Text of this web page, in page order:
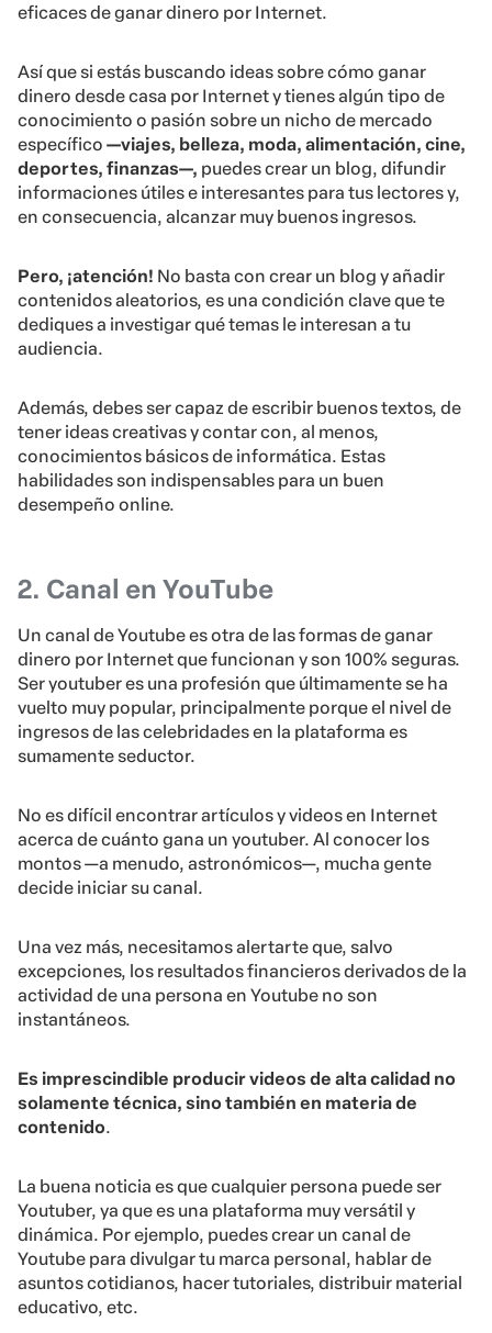
eficaces de ganar dinero por Internet.
Así que si estás buscando ideas sobre cómo ganar
dinero desde casa por Internet y tienes algún tipo de
conocimiento o pasión sobre un nicho de mercado
específico —viajes, belleza, moda, alimentación, cine,
deportes, finanzas—, puedes crear un blog, difundir
informaciones útiles e interesantes para tus lectores y,
en consecuencia, alcanzar muy buenos ingresos.
Pero, ¡atención! No basta con crear un blog y añadir
contenidos aleatorios, es una condición clave que te
dediques a investigar qué temas le interesan a tu
audiencia.
Además, debes ser capaz de escribir buenos textos, de
tener ideas creativas y contar con, al menos,
conocimientos básicos de informática. Estas
habilidades son indispensables para un buen
desempeño online.
2. Canal en YouTube
Un canal de Youtube es otra de las formas de ganar
dinero por Internet que funcionan y son 100% seguras.
Ser youtuber es una profesión que últimamente se ha
vuelto muy popular, principalmente porque el nivel de
ingresos de las celebridades en la plataforma es
sumamente seductor.
No es difícil encontrar artículos y videos en Internet
acerca de cuánto gana un youtuber. Al conocer los
montos —a menudo, astronómicos—, mucha gente
decide iniciar su canal.
Una vez más, necesitamos alertarte que, salvo
excepciones, los resultados financieros derivados de la
actividad de una persona en Youtube no son
instantáneos.
Es imprescindible producir videos de alta calidad no
solamente técnica, sino también en materia de
contenido.
La buena noticia es que cualquier persona puede ser
Youtuber, ya que es una plataforma muy versátil y
dinámica. Por ejemplo, puedes crear un canal de
Youtube para divulgar tu marca personal, hablar de
asuntos cotidianos, hacer tutoriales, distribuir material
educativo, etc.